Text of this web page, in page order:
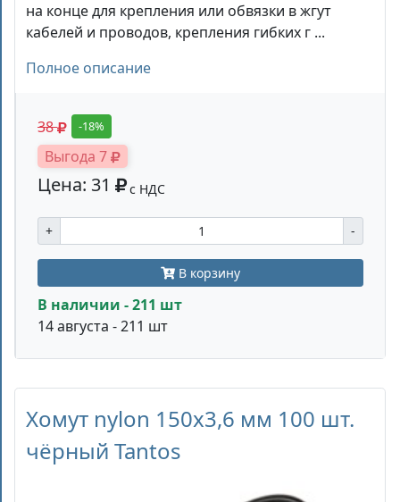
на конце для крепления или обвязки в жгут
кабелей и проводов, крепления гибких г ...
Полное описание
38 -18%
Выгода 7
Цена: 31 с НДС
+ -
В корзину
В наличии - 211 шт
14 августа - 211 шт
Хомут nylon 150x3,6 мм 100 шт.
чёрный Tantos